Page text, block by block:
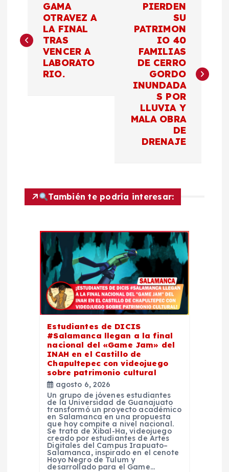
v
GAMA
OTRAVEZ A
LA FINAL
TRAS
VENCER A
LABORATO
RIO.
PIERDEN
SU
PATRIMON
IO 40
FAMILIAS
DE CERRO
GORDO
INUNDADA
S POR
LLUVIA Y
MALA OBRA
DE
DRENAJE
También te podría interesar:
Estudiantes de DICIS
#Salamanca llegan a la final
nacional del «Game Jam» del
INAH en el Castillo de
Chapultepec con videojuego
sobre patrimonio cultural
agosto 6, 2026
Un grupo de jóvenes estudiantes
de la Universidad de Guanajuato
transformó un proyecto académico
en Salamanca en una propuesta
que hoy compite a nivel nacional.
Se trata de Xibal-Ha, videojuego
creado por estudiantes de Artes
Digitales del Campus Irapuato–
Salamanca, inspirado en el cenote
Hoyo Negro de Tulum y
desarrollado para el Game…